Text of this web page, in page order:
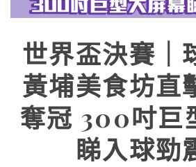
世界盃決賽｜
黃埔美食坊直
奪冠 300吋巨
睇入球勁